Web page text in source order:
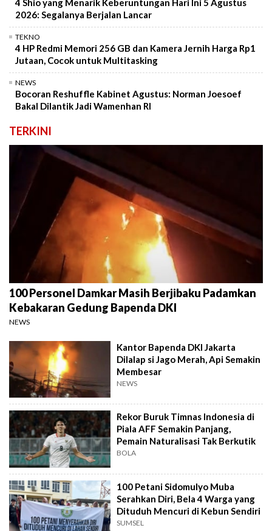
4 Shio yang Menarik Keberuntungan Hari Ini 5 Agustus
2026: Segalanya Berjalan Lancar
TEKNO
4 HP Redmi Memori 256 GB dan Kamera Jernih Harga Rp1
Jutaan, Cocok untuk Multitasking
NEWS
Bocoran Reshuffle Kabinet Agustus: Norman Joesoef
Bakal Dilantik Jadi Wamenhan RI
TERKINI
100 Personel Damkar Masih Berjibaku Padamkan
Kebakaran Gedung Bapenda DKI
NEWS
Kantor Bapenda DKI Jakarta
Dilalap si Jago Merah, Api Semakin
Membesar
NEWS
Rekor Buruk Timnas Indonesia di
Piala AFF Semakin Panjang,
Pemain Naturalisasi Tak Berkutik
BOLA
100 Petani Sidomulyo Muba
Serahkan Diri, Bela 4 Warga yang
Dituduh Mencuri di Kebun Sendiri
SUMSEL